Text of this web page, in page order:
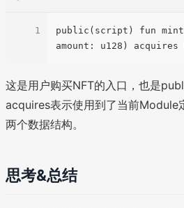
1
public(script) fun
这是用户购买NFT的入口，也是
acquires表示使用到了当前Module
两个数据结构。
思考&总结